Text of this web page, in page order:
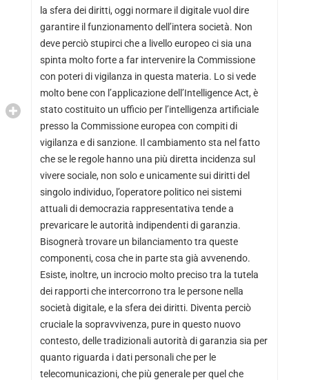
la sfera dei diritti, oggi normare il digitale vuol dire
garantire il funzionamento dell’intera società. Non
deve perciò stupirci che a livello europeo ci sia una
spinta molto forte a far intervenire la Commissione
con poteri di vigilanza in questa materia. Lo si vede
molto bene con l’applicazione dell’Intelligence Act, è
stato costituito un ufficio per l’intelligenza artificiale
presso la Commissione europea con compiti di
vigilanza e di sanzione. Il cambiamento sta nel fatto
che se le regole hanno una più diretta incidenza sul
vivere sociale, non solo e unicamente sui diritti del
singolo individuo, l’operatore politico nei sistemi
attuali di democrazia rappresentativa tende a
prevaricare le autorità indipendenti di garanzia.
Bisognerà trovare un bilanciamento tra queste
componenti, cosa che in parte sta già avvenendo.
Esiste, inoltre, un incrocio molto preciso tra la tutela
dei rapporti che intercorrono tra le persone nella
società digitale, e la sfera dei diritti. Diventa perciò
cruciale la sopravvivenza, pure in questo nuovo
contesto, delle tradizionali autorità di garanzia sia per
quanto riguarda i dati personali che per le
telecomunicazioni, che più generale per quel che